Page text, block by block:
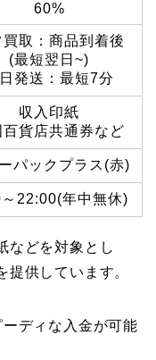
60%
買取：商品到着後
(最短翌日~)
発送：最短7分
収入印紙
百貨店共通券など
パックプラス(赤)
22:00(年中無休)
などを対象とし
供しています。
ディな入金が可能